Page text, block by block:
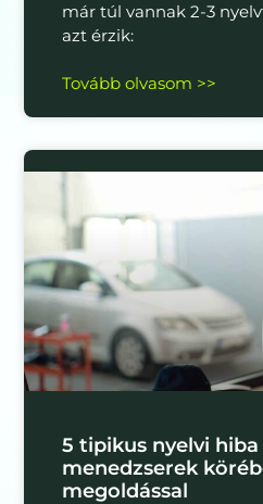
már túl vannak 2-3
azt érzik:
Tovább olvasom >>
5 tipikus nyelvi
menedzserek
megoldással